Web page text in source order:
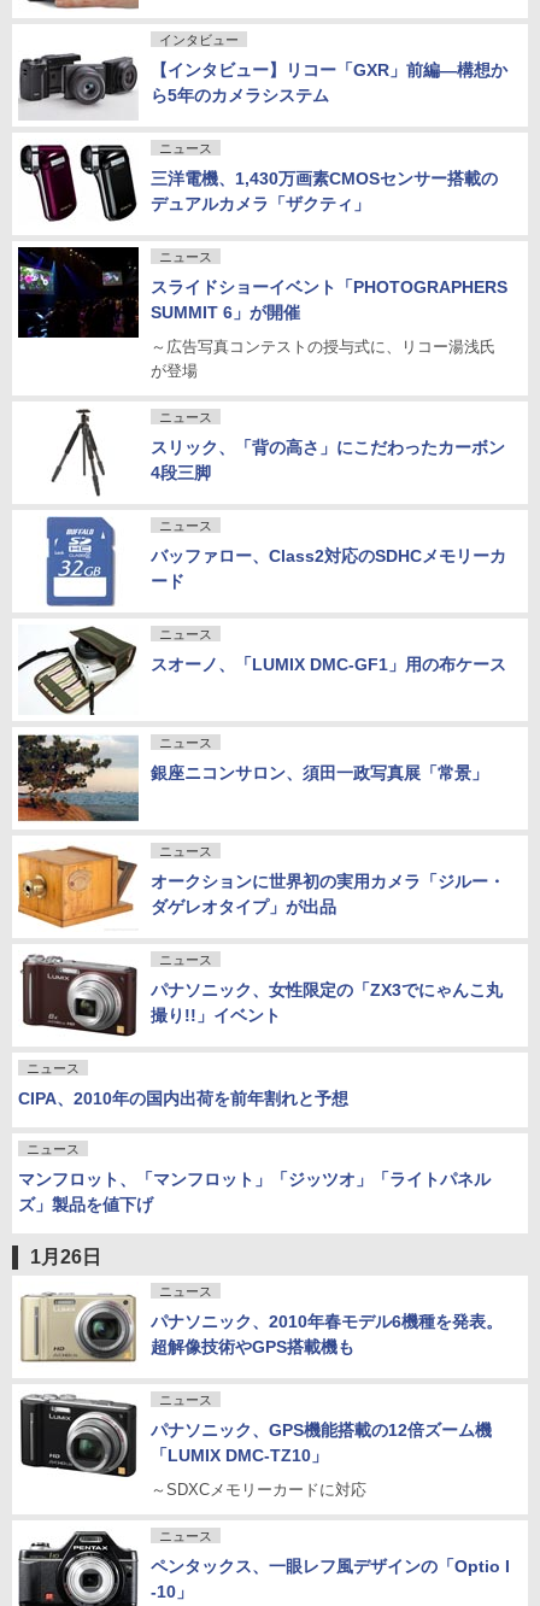
インタビュー
【インタビュー】リコー「GXR」前編―構想か
ら5年のカメラシステム
ニュース
三洋電機、1,430万画素CMOSセンサー搭載の
デュアルカメラ「ザクティ」
ニュース
スライドショーイベント「PHOTOGRAPHERS
SUMMIT 6」が開催
～広告写真コンテストの授与式に、リコー湯浅氏
が登場
ニュース
スリック、「背の高さ」にこだわったカーボン
4段三脚
ニュース
バッファロー、Class2対応のSDHCメモリーカ
ード
ニュース
スオーノ、「LUMIX DMC-GF1」用の布ケース
ニュース
銀座ニコンサロン、須田一政写真展「常景」
ニュース
オークションに世界初の実用カメラ「ジルー・
ダゲレオタイプ」が出品
ニュース
パナソニック、女性限定の「ZX3でにゃんこ丸
撮り!!」イベント
ニュース
CIPA、2010年の国内出荷を前年割れと予想
ニュース
マンフロット、「マンフロット」「ジッツオ」「ライトパネル
ズ」製品を値下げ
1月26日
ニュース
パナソニック、2010年春モデル6機種を発表。
超解像技術やGPS搭載機も
ニュース
パナソニック、GPS機能搭載の12倍ズーム機
「LUMIX DMC-TZ10」
～SDXCメモリーカードに対応
ニュース
ペンタックス、一眼レフ風デザインの「Optio I
-10」